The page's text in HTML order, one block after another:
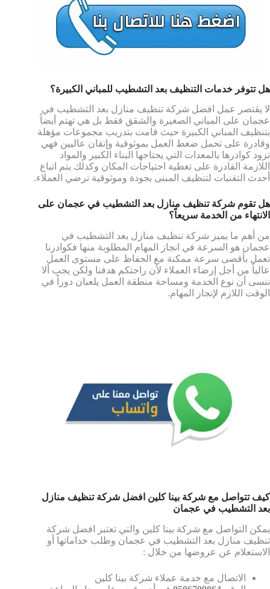
هل تتوفر خدمات التنظيف بعد التشطيب للمباني الكبيرة؟
لا يقتصر عمل افضل شركة تنظيف منازل بعد التشطيب في
عجمان على المباني الصغيرة والشقق فقط بل هي تهتم أيضاً
بتنظيف المباني الكبيرة حيث قامت بتدريب مجموعات مؤهلة
وقادرة على تحمل ضغط العمل بموثوقية وإتقان عاليين فهي
تزود كوادرها بالمعدات التي يحتاجها البناء الكبير والمواد
اللازمة القادرة على تغطية احتياجات المكان وكذلك يتم اتباع
أحدث التقنيات لتنظيف المبنى بجودة وموثوقية ترضي العملاء.
هل تقوم شركة تنظيف منازل بعد التشطيب في عجمان على
الانتهاء من الخدمة سريعاً؟
من أهم ما يميز شركة تنظيف منازل بعد التشطيب في
عجمان هو السرعة في انجاز المهام المطلوبة منها فكوادرنا
تعمل بأقصى سرعة ممكنة مع الحفاظ على مستوى العمل
عالياً من أجل إرضاء العملاء لأن راحتكم هدفنا ولكن يجب ألا
ننسى أن نوع الخدمة ومساحة منطقة العمل يلعبان دوراً في
الوقت اللازم لإنجاز المهام.
كيف تتواصل مع شركة بينا كلين افضل شركة تنظيف منازل
بعد التشطيب في عجمان
يمكن التواصل مع شركة بينا كلين والتي تعتبر افضل شركة
تنظيف منازل بعد التشطيب في عجمان وطلب خداماتها أو
الاستعلام عن عروضها من خلال :
الاتصال مع خدمة عملاء شركة بينا كلين